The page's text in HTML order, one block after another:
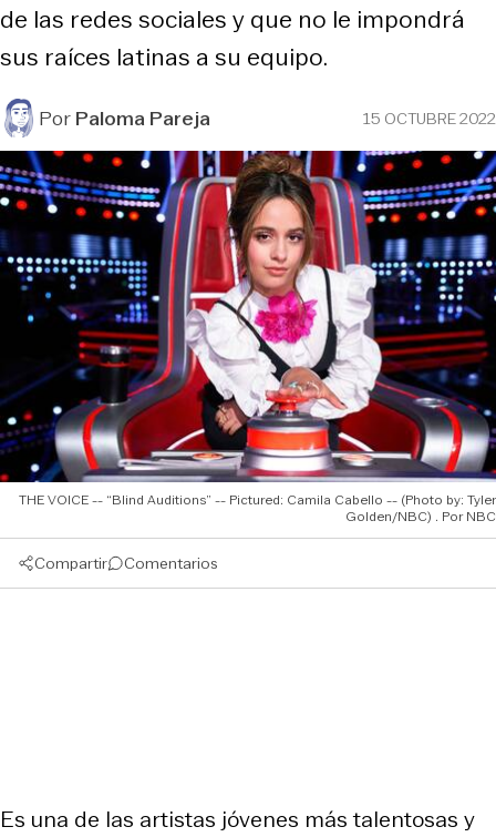
de las redes sociales y que no le impondrá
sus raíces latinas a su equipo.
PorPaloma Pareja 15 OCTUBRE 2022
THE VOICE -- “Blind Auditions” -- Pictured: Camila Cabello -- (Photo by: Tyler
Golden/NBC)
NBC
Compartir Comentarios
Es una de las artistas jóvenes más talentosas y